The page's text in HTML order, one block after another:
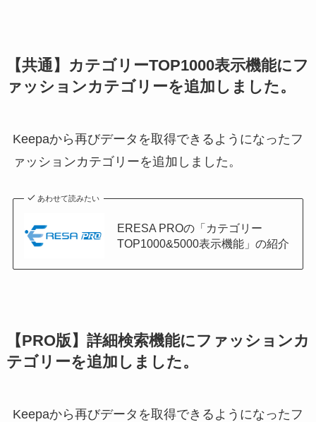
【共通】カテゴリーTOP1000表示機能にフ
ァッションカテゴリーを追加しました。
Keepaから再びデータを取得できるようになったフ
ァッションカテゴリーを追加しました。
あわせて読みたい
ERESA PROの「カテゴリー
TOP1000&5000表示機能」の紹介
【PRO版】詳細検索機能にファッションカ
テゴリーを追加しました。
Keepaから再びデータを取得できるようになったフ